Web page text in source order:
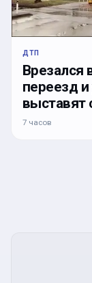
ДТП
Врезался
переезд
выставят
7 часов